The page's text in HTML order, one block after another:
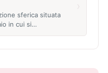
sferica situata
in cui si…